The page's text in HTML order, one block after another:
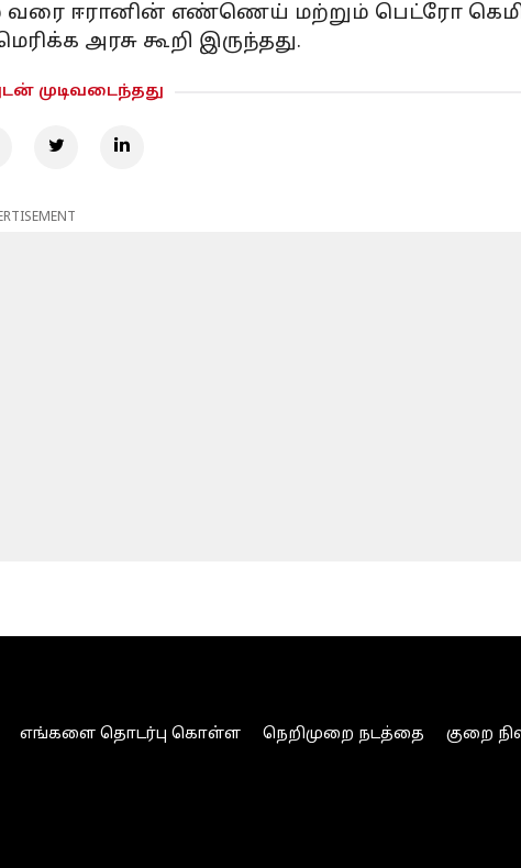
வரை ஈரானின் எண்ணெய் மற்றும் பெட்ரோ
அரசு கூறி இருந்தது.
முடிவடைந்தது
எங்களை தொடர்பு கொள்ள நெறிமுறை நடத்தை குறை